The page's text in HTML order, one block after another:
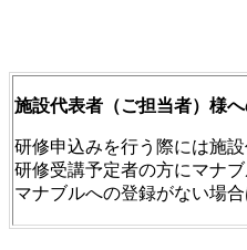
施設代表者（ご担当者）様
研修申込みを行う際には施
研修受講予定者の方にマナ
マナブルへの登録がない場